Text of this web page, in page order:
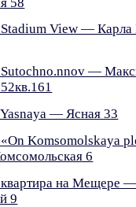
View — Карла
—
— Ясная 33
Komsomolskaya
6
на Мещере —
9